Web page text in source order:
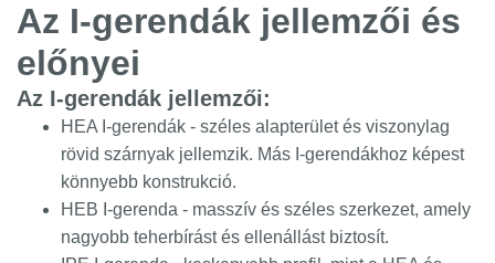
Az I-gerendák jellemzői és
előnyei
Az I-gerendák jellemzői:
HEA I-gerendák - széles alapterület és viszonylag
rövid szárnyak jellemzik. Más I-gerendákhoz képest
könnyebb konstrukció.
HEB I-gerenda - masszív és széles szerkezet, amely
nagyobb teherbírást és ellenállást biztosít.